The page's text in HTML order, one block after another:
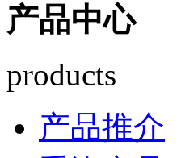
产品中心
products
产品推介